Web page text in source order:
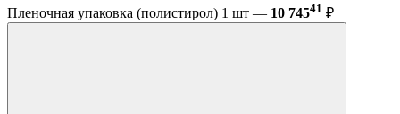
Пленочная упаковка (полистирол) 1 шт — 10 74541 ₽